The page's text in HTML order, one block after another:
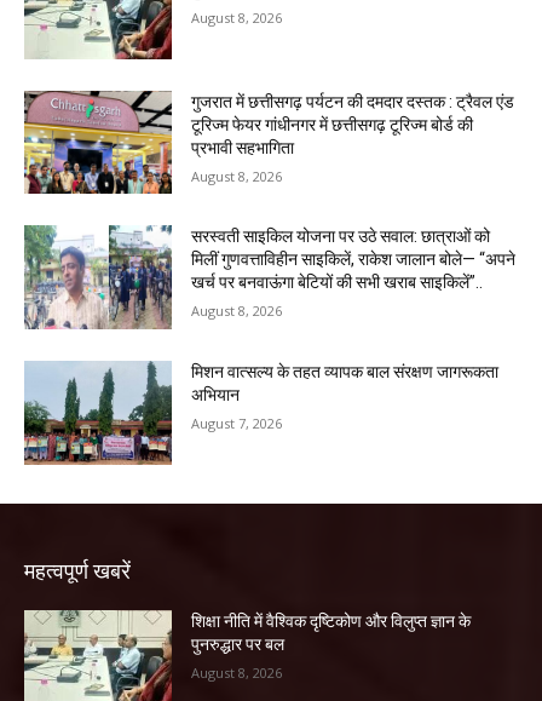
August 8, 2026
गुजरात में छत्तीसगढ़ पर्यटन की दमदार दस्तक : ट्रैवल एंड
टूरिज्म फेयर गांधीनगर में छत्तीसगढ़ टूरिज्म बोर्ड की
प्रभावी सहभागिता
August 8, 2026
सरस्वती साइकिल योजना पर उठे सवाल: छात्राओं को
मिलीं गुणवत्ताविहीन साइकिलें, राकेश जालान बोले— “अपने
खर्च पर बनवाऊंगा बेटियों की सभी खराब साइकिलें”..
August 8, 2026
मिशन वात्सल्य के तहत व्यापक बाल संरक्षण जागरूकता
अभियान
August 7, 2026
महत्वपूर्ण खबरें
शिक्षा नीति में वैश्विक दृष्टिकोण और विलुप्त ज्ञान के
पुनरुद्धार पर बल
August 8, 2026